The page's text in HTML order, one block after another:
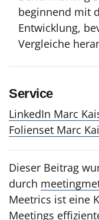
beginnend mit
Entwicklung,
Vergleiche
Service
LinkedIn Marc
Folienset Marc
Dieser Beitrag
durch
Meetrics ist eine
Meetings